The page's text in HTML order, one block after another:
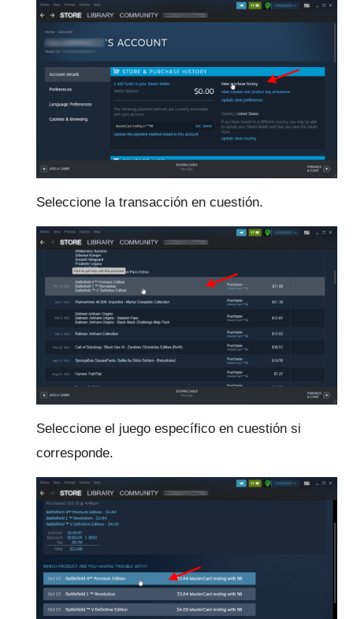
Seleccione la transacción en cuestión.
Seleccione el juego específico en cuestión si
corresponde.